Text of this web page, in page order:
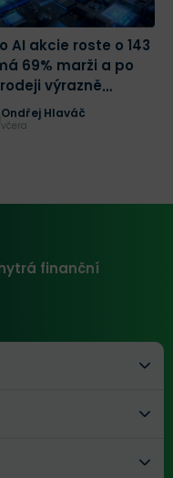
AI akcie roste o 143
69% marži a po
výrazně
Ondřej Hlaváč
včera
finanční